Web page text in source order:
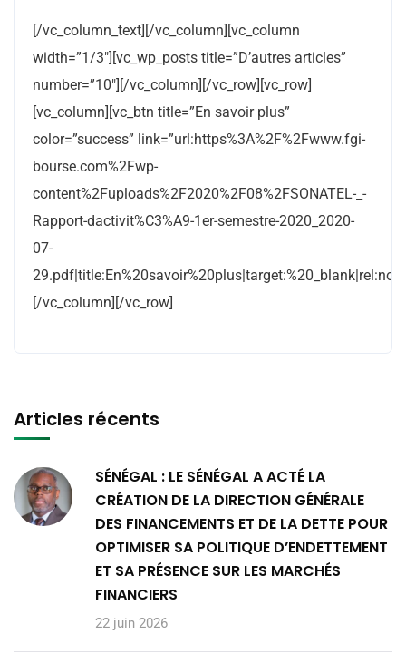
[/vc_column_text][/vc_column][vc_column
width=”1/3″][vc_wp_posts title=”D’autres articles”
number=”10″][/vc_column][/vc_row][vc_row]
[vc_column][vc_btn title=”En savoir plus”
color=”success” link=”url:https%3A%2F%2Fwww.fgi-
bourse.com%2Fwp-
content%2Fuploads%2F2020%2F08%2FSONATEL-_-
Rapport-dactivit%C3%A9-1er-semestre-2020_2020-
07-
[/vc_column][/vc_row]
Articles récents
SÉNÉGAL : LE SÉNÉGAL A ACTÉ LA
CRÉATION DE LA DIRECTION GÉNÉRALE
DES FINANCEMENTS ET DE LA DETTE POUR
OPTIMISER SA POLITIQUE D’ENDETTEMENT
ET SA PRÉSENCE SUR LES MARCHÉS
FINANCIERS
22 juin 2026